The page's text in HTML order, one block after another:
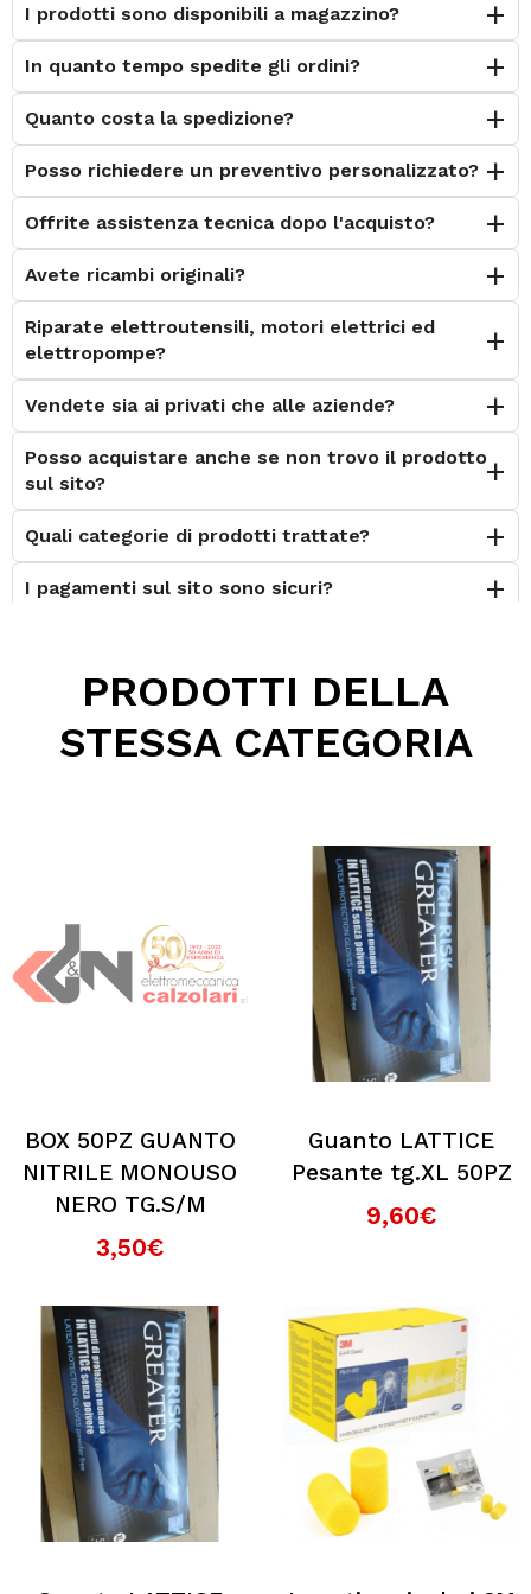
I prodotti sono disponibili a magazzino?
In quanto tempo spedite gli ordini?
Quanto costa la spedizione?
Posso richiedere un preventivo personalizzato?
Offrite assistenza tecnica dopo l'acquisto?
Avete ricambi originali?
Riparate elettroutensili, motori elettrici ed
elettropompe?
Vendete sia ai privati che alle aziende?
Posso acquistare anche se non trovo il prodotto
sul sito?
Quali categorie di prodotti trattate?
I pagamenti sul sito sono sicuri?
Posso contattarvi prima dell'acquisto?
Perché scegliere Elettromeccanica Calzolari?
PRODOTTI DELLA
STESSA CATEGORIA
BOX 50PZ GUANTO
NITRILE MONOUSO
NERO TG.S/M
3,50€
Guanto LATTICE
Pesante tg.XL 50PZ
9,60€